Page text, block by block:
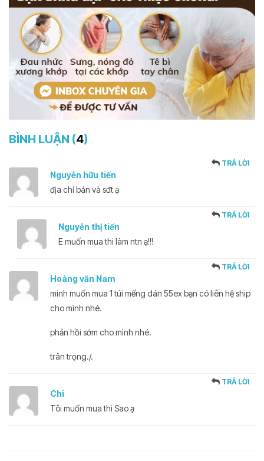
BÌNH LUẬN (4)
Nguyễn hữu tiến
TRẢ LỜI
địa chỉ bán và sđt ạ
Nguyễn thị tiến
TRẢ LỜI
E muốn mua thi làm ntn ạ!!!
Hoàng văn Nam
TRẢ LỜI
minh muốn mua 1 túi mếng dán 55ex bạn có liên hệ ship
cho mình nhé.
phản hồi sớm cho mình nhé.
trân trọng./.
Chi
TRẢ LỜI
Tôi muốn mua thì Sao ạ